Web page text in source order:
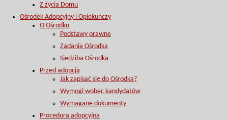
Z życia Domu
Ośrodek Adopcyjny i Opiekuńczy
O Ośrodku
Podstawy prawne
Zadania Ośrodka
Siedziba Ośrodka
Przed adopcją
Jak zapisać się do Ośrodka?
Wymogi wobec kandydatów
Wymagane dokumenty
Procedura adopcyjna